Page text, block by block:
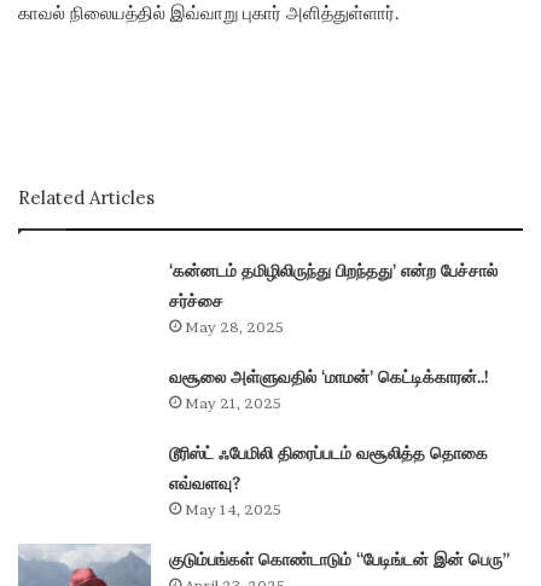
காவல் நிலையத்தில் இவ்வாறு புகார் அளித்துள்ளார்.
Related Articles
‘கன்னடம் தமிழிலிருந்து பிறந்தது’ என்ற பேச்சால்
சர்ச்சை
May 28, 2025
வசூலை அள்ளுவதில் ‘மாமன்’ கெட்டிக்காரன்..!
May 21, 2025
டூரிஸ்ட் ஃபேமிலி திரைப்படம் வசூலித்த தொகை
எவ்வளவு?
May 14, 2025
குடும்பங்கள் கொண்டாடும் “பேடிங்டன் இன் பெரு”